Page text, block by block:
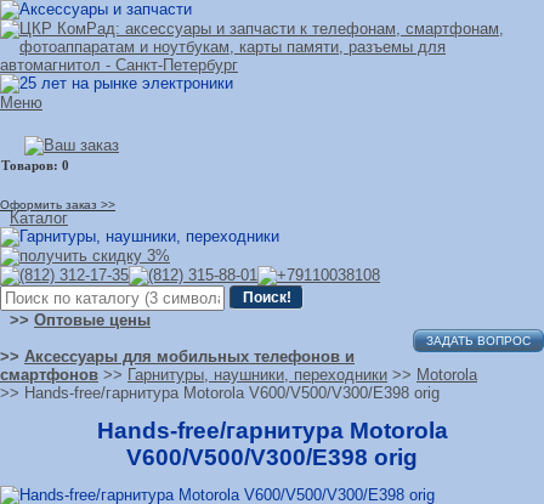
Меню
Оформить заказ >>
Каталог
>> Оптовые цены
ЗАДАТЬ ВОПРОС
>> Аксессуары для мобильных телефонов и
смартфонов >> Гарнитуры, наушники, переходники >> Motorola
>> Hands-free/гарнитура Motorola V600/V500/V300/E398 orig
Hands-free/гарнитура Motorola
V600/V500/V300/E398 orig